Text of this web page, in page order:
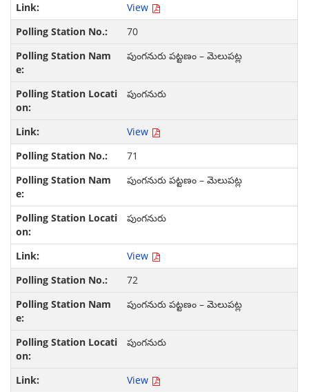
View
70
పుంగనురు పట్టణం – మెలుపట్ల
పుంగనురు
View
71
పుంగనురు పట్టణం – మెలుపట్ల
పుంగనురు
View
72
పుంగనురు పట్టణం – మెలుపట్ల
పుంగనురు
View